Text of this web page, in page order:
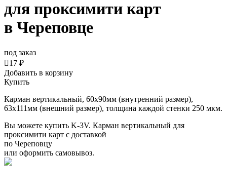
для проксимити карт
в Череповце
под заказ
17 ₽
Добавить в корзину
Купить
Карман вертикальный, 60x90мм (внутренний размер),
63х111мм (внешний размер), толщина каждой стенки 250 мкм.
Вы можете купить K-3V. Карман вертикальный для
проксимити карт с доставкой
по Череповцу
или оформить самовывоз.